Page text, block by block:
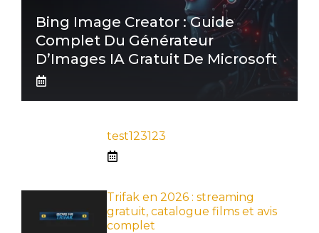
Bing Image Creator : Guide
Complet Du Générateur
D’Images IA Gratuit De Microsoft
test123123
Trifak en 2026 : streaming
gratuit, catalogue films et avis
complet